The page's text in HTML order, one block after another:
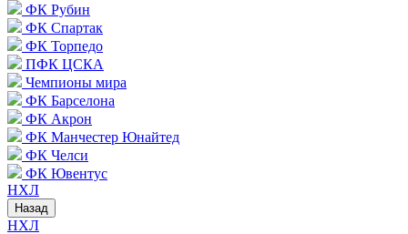
ФК Рубин
ФК Спартак
ФК Торпедо
ПФК ЦСКА
Чемпионы мира
ФК Барселона
ФК Акрон
ФК Манчестер Юнайтед
ФК Челси
ФК Ювентус
НХЛ
Назад
НХЛ